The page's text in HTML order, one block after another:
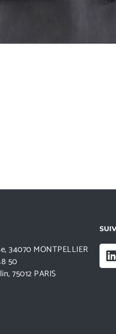
34070 MONTPELLIER
50
75012 PARIS